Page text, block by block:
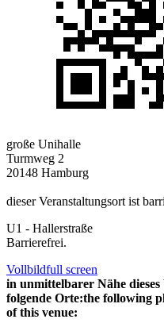
große Unihalle
Turmweg 2
20148 Hamburg
dieser Veranstaltungsort ist
U1 - Hallerstraße
Barrierefrei.
Vollbildfull screen
in unmittelbarer Nähe
folgende Orte:the following
of this venue: